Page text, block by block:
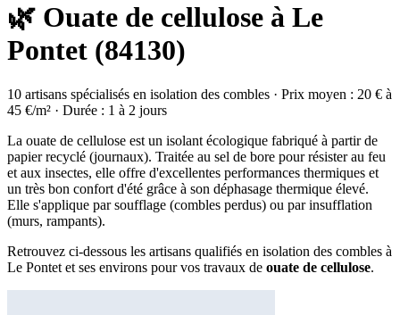
🌿 Ouate de cellulose à Le
Pontet (84130)
10 artisans spécialisés en isolation des combles · Prix moyen : 20 € à
45 €/m² · Durée : 1 à 2 jours
La ouate de cellulose est un isolant écologique fabriqué à partir de
papier recyclé (journaux). Traitée au sel de bore pour résister au feu
et aux insectes, elle offre d'excellentes performances thermiques et
un très bon confort d'été grâce à son déphasage thermique élevé.
Elle s'applique par soufflage (combles perdus) ou par insufflation
(murs, rampants).
Retrouvez ci-dessous les artisans qualifiés en isolation des combles à
Le Pontet et ses environs pour vos travaux de ouate de cellulose.